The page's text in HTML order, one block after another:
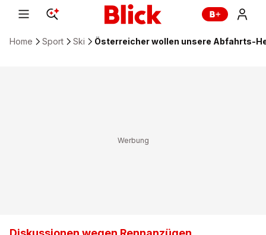
Home Sport Ski Österreicher wollen unsere Abfahrts-